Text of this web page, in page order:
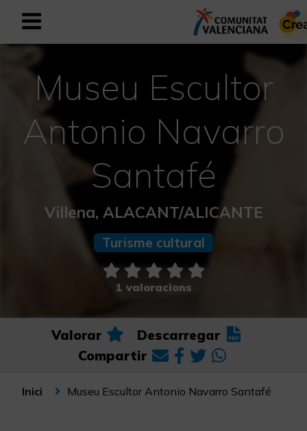
Registrar-se com a usuari
Registre empresarial
Valencià
Mediterrani Actiu i Esportiu
Mediterrani Cultural
Mediterrani Rural i Natural
Experiències a la tardor
Experiències Setmana Santa
Museu Escultor
Antonio Navarro
Santafé
Villena, ALACANT/ALICANTE
Turisme cultural
1 valoracions
Valorar
Descarregar
Compartir
Inici Museu Escultor Antonio Navarro Santafé